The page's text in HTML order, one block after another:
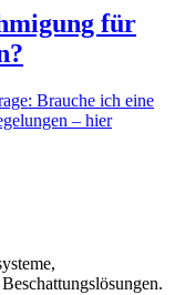
für
Brauche ich eine
– hier